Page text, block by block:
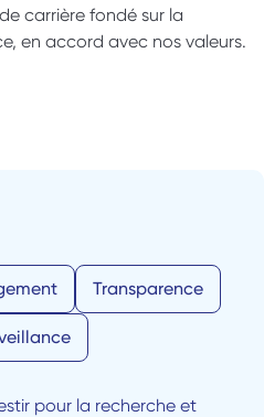
carrière fondé sur la
en accord avec nos valeurs.
Transparence
pour la recherche et